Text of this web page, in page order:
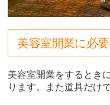
美容室開業に必
美容室開業をするとき
ります。また道具だけ